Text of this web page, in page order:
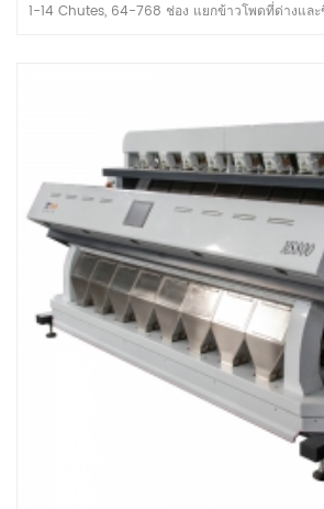
1-14 Chutes, 64-768 ช่อง แยกข้าวโพดที่ด่างแล